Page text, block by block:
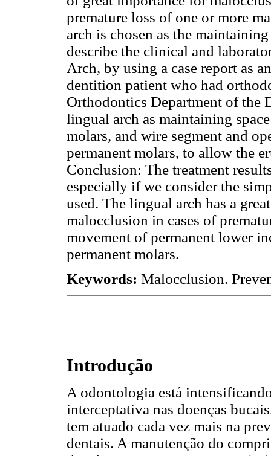
premature loss of one or more
arch is chosen as the
describe the clinical and
Arch, by using a case report as
dentition patient who had
Orthodontics Department of the
lingual arch as maintaining
molars, and wire segment and
permanent molars, to allow the
Conclusion: The treatment
especially if we consider the
used. The lingual arch has a
malocclusion in cases of
movement of permanent lower
permanent molars.
Keywords: Malocclusion.
Introdução
A odontologia está
interceptativa nas doenças
tem atuado cada vez mais na
dentais. A manutenção do